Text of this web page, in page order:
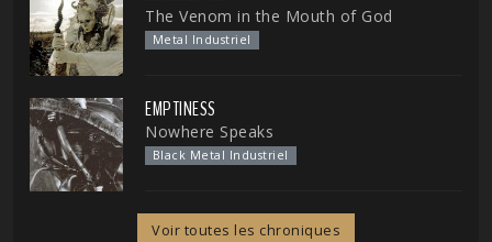
The Venom in the Mouth of God
Metal Industriel
EMPTINESS
Nowhere Speaks
Black Metal Industriel
Voir toutes les chroniques